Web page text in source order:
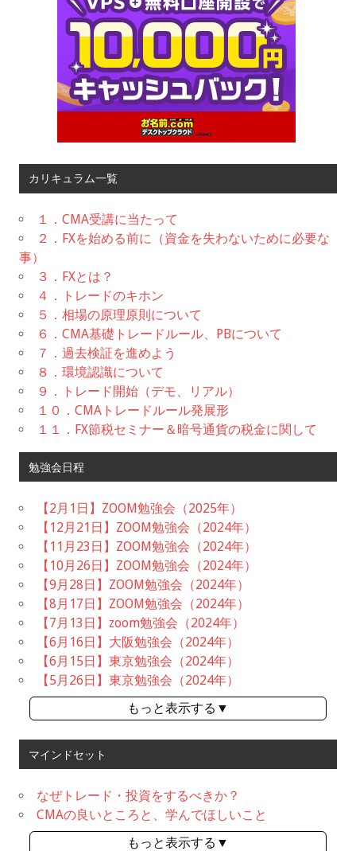
カリキュラム一覧
１．CMA受講に当たって
２．FXを始める前に（資金を失わないために必要な
事）
３．FXとは？
４．トレードのキホン
５．相場の原理原則について
６．CMA基礎トレードルール、PBについて
７．過去検証を進めよう
８．環境認識について
９．トレード開始（デモ、リアル）
１０．CMAトレードルール発展形
１１．FX節税セミナー＆暗号通貨の税金に関して
勉強会日程
【2月1日】ZOOM勉強会（2025年）
【12月21日】ZOOM勉強会（2024年）
【11月23日】ZOOM勉強会（2024年）
【10月26日】ZOOM勉強会（2024年）
【9月28日】ZOOM勉強会（2024年）
【8月17日】ZOOM勉強会（2024年）
【7月13日】zoom勉強会（2024年）
【6月16日】大阪勉強会（2024年）
【6月15日】東京勉強会（2024年）
【5月26日】東京勉強会（2024年）
もっと表示する▼
マインドセット
なぜトレード・投資をするべきか？
CMAの良いところと、学んでほしいこと
もっと表示する▼